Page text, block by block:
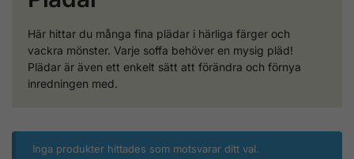
Här hittar du många fina plädar i härliga färger och
vackra mönster. Varje soffa behöver en mysig pläd!
Plädar är även ett enkelt sätt att förändra och förnya
inredningen med.
Inga produkter hittades som motsvarar ditt val.